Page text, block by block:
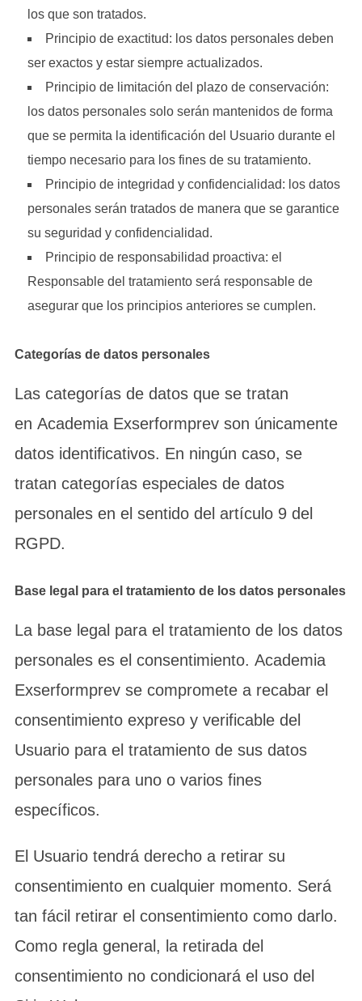
los que son tratados.
Principio de exactitud: los datos personales deben
ser exactos y estar siempre actualizados.
Principio de limitación del plazo de conservación:
los datos personales solo serán mantenidos de forma
que se permita la identificación del Usuario durante el
tiempo necesario para los fines de su tratamiento.
Principio de integridad y confidencialidad: los datos
personales serán tratados de manera que se garantice
su seguridad y confidencialidad.
Principio de responsabilidad proactiva: el
Responsable del tratamiento será responsable de
asegurar que los principios anteriores se cumplen.
Categorías de datos personales
Las categorías de datos que se tratan
en Academia Exserformprev son únicamente
datos identificativos. En ningún caso, se
tratan categorías especiales de datos
personales en el sentido del artículo 9 del
RGPD.
Base legal para el tratamiento de los datos personales
La base legal para el tratamiento de los datos
personales es el consentimiento. Academia
Exserformprev se compromete a recabar el
consentimiento expreso y verificable del
Usuario para el tratamiento de sus datos
personales para uno o varios fines
específicos.
El Usuario tendrá derecho a retirar su
consentimiento en cualquier momento. Será
tan fácil retirar el consentimiento como darlo.
Como regla general, la retirada del
consentimiento no condicionará el uso del